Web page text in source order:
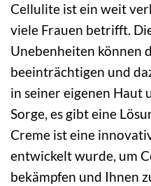
Cellulite ist ein weit
viele Frauen betrifft.
Unebenheiten können
beeinträchtigen und
in seiner eigenen Haut
Sorge, es gibt eine
Creme ist eine
entwickelt wurde, um
bekämpfen und Ihnen